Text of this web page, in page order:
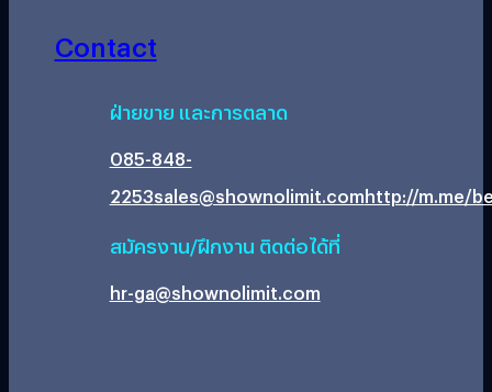
Contact
ฝ่ายขาย และการตลาด
085-848-
2253sales@shownolimit.comhttp://m.me/
สมัครงาน/ฝึกงาน ติดต่อได้ที่
hr-ga@shownolimit.com